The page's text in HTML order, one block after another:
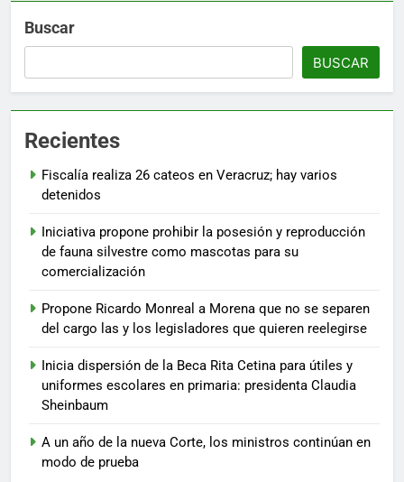
Buscar
BUSCAR
Recientes
Fiscalía realiza 26 cateos en Veracruz; hay varios
detenidos
Iniciativa propone prohibir la posesión y reproducción
de fauna silvestre como mascotas para su
comercialización
Propone Ricardo Monreal a Morena que no se separen
del cargo las y los legisladores que quieren reelegirse
Inicia dispersión de la Beca Rita Cetina para útiles y
uniformes escolares en primaria: presidenta Claudia
Sheinbaum
A un año de la nueva Corte, los ministros continúan en
modo de prueba